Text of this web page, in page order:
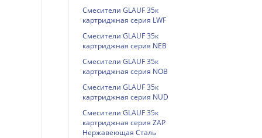
Смесители GLAUF 35к
картриджная серия LWF
Смесители GLAUF 35к
картриджная серия NEB
Смесители GLAUF 35к
картриджная серия NOB
Смесители GLAUF 35к
картриджная серия NUD
Смесители GLAUF 35к
картриджная серия ZAP
Нержавеющая Сталь